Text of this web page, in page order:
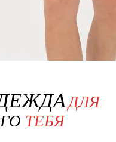
ДЛЯ
ТЕБЯ